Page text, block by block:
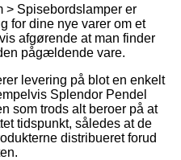
> Spisebordslamper er
for dine nye varer om et
afgørende at man finder
pågældende vare.
levering på blot en enkelt
Splendor Pendel
som trods alt beroer på at
tidspunkt, således at de
distribueret forud